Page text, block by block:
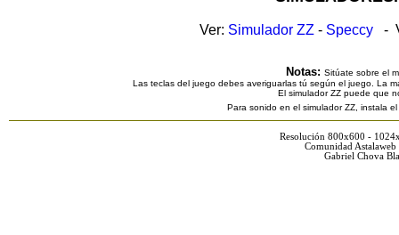
Ver: Simulador ZZ - Speccy -
Notas: Sitúate sobre el
Las teclas del juego debes averiguarlas tú según el juego. La
El simulador ZZ puede que
Para sonido en el simulador ZZ, instala
Resolución 800x600 -
Comunidad
Gabriel Chova